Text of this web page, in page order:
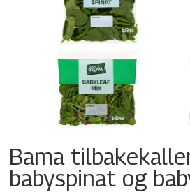
Bama
babyspinat og